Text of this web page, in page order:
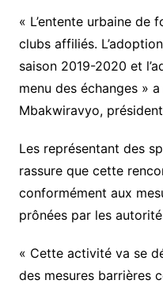
« L’entente urbaine de
clubs affiliés.
saison 2019-2020 et
menu des échanges »
Mbakwiravyo, président
Les représentant des
rassure que cette
conformément aux
prônées par les
« Cette activité va se
des mesures barrières